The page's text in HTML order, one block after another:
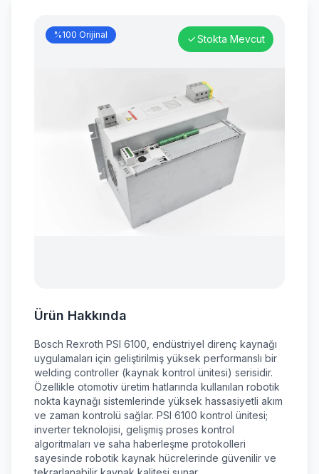
Stokta Mevcut
%100 Orijinal
Ürün Hakkında
Bosch Rexroth PSI 6100, endüstriyel direnç kaynağı
uygulamaları için geliştirilmiş yüksek performanslı bir
welding controller (kaynak kontrol ünitesi) serisidir.
Özellikle otomotiv üretim hatlarında kullanılan robotik
nokta kaynağı sistemlerinde yüksek hassasiyetli akım
ve zaman kontrolü sağlar. PSI 6100 kontrol ünitesi;
inverter teknolojisi, gelişmiş proses kontrol
algoritmaları ve saha haberleşme protokolleri
sayesinde robotik kaynak hücrelerinde güvenilir ve